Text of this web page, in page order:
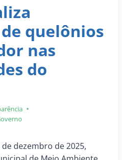
quelônios
nas
do
dezembro de 2025,